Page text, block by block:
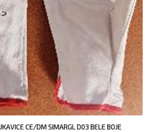
CE/DM SIMARGL D03 BELE BOJE